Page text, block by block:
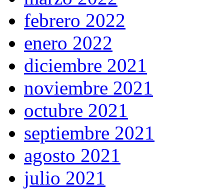
febrero 2022
enero 2022
diciembre 2021
noviembre 2021
octubre 2021
septiembre 2021
agosto 2021
julio 2021